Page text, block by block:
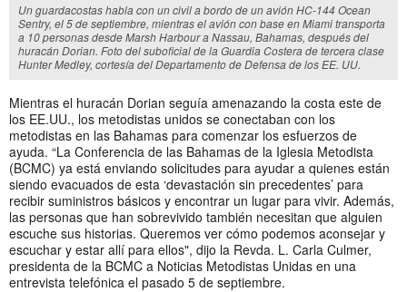
Un guardacostas habla con un civil a bordo de un avión HC-144 Ocean
Sentry, el 5 de septiembre, mientras el avión con base en Miami transporta
a 10 personas desde Marsh Harbour a Nassau, Bahamas, después del
huracán Dorian. Foto del suboficial de la Guardia Costera de tercera clase
Hunter Medley, cortesía del Departamento de Defensa de los EE. UU.
Mientras el huracán Dorian seguía amenazando la costa este de
los EE.UU., los metodistas unidos se conectaban con los
metodistas en las Bahamas para comenzar los esfuerzos de
ayuda. “La Conferencia de las Bahamas de la Iglesia Metodista
(BCMC) ya está enviando solicitudes para ayudar a quienes están
siendo evacuados de esta ‘devastación sin precedentes’ para
recibir suministros básicos y encontrar un lugar para vivir. Además,
las personas que han sobrevivido también necesitan que alguien
escuche sus historias. Queremos ver cómo podemos aconsejar y
escuchar y estar allí para ellos", dijo la Revda. L. Carla Culmer,
presidenta de la BCMC a Noticias Metodistas Unidas en una
entrevista telefónica el pasado 5 de septiembre.